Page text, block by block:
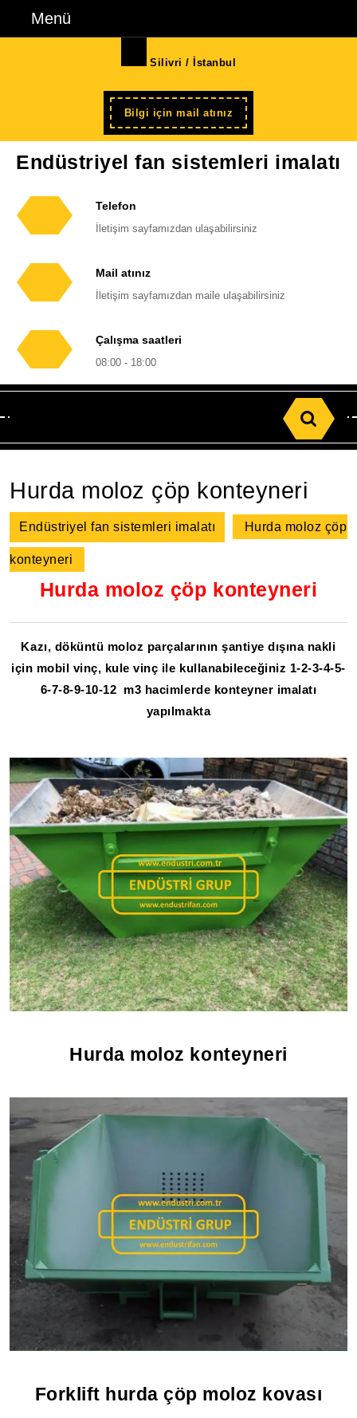
Menü
Silivri / İstanbul
Bilgi için mail atınız Şimdi
kayıt
Endüstriyel fan sistemleri imalatı
Telefon
İletişim sayfamızdan ulaşabilirsiniz
Mail atınız
İletişim sayfamızdan maile ulaşabilirsiniz
Çalışma saatleri
08:00 - 18:00
for:
Hurda moloz çöp konteyneri
Endüstriyel fan sistemleri imalatı Hurda moloz çöp
konteyneri
Hurda moloz çöp konteyneri
Kazı, döküntü moloz parçalarının şantiye dışına nakli
için mobil vinç, kule vinç ile kullanabileceğiniz 1-2-3-4-5-
6-7-8-9-10-12 m3 hacimlerde konteyner imalatı
yapılmakta
Hurda moloz konteyneri
Forklift hurda çöp moloz kovası